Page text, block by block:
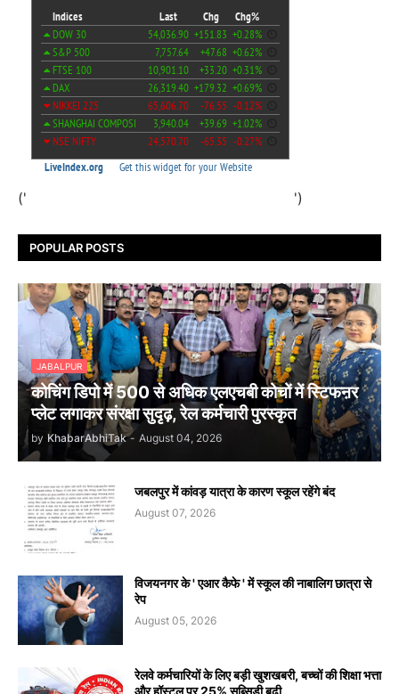
(' ')
POPULAR POSTS
JABALPUR
कोचिंग डिपो में 500 से अधिक एलएचबी कोचों में स्टिफऩर
प्लेट लगाकर संरक्षा सुदृढ़, रेल कर्मचारी पुरस्कृत
by KhabarAbhiTak - August 04, 2026
जबलपुर में कांवड़ यात्रा के कारण स्कूल रहेंगे बंद
August 07, 2026
विजयनगर के ' एआर कैफे ' में स्कूल की नाबालिग छात्रा से
रेप
August 05, 2026
रेलवे कर्मचारियों के लिए बड़ी खुशखबरी, बच्चों की शिक्षा भत्ता